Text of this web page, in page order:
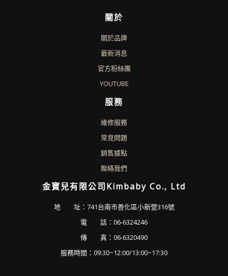
關於
關於品牌
最新消息
官方粉絲團
YOUTUBE
服務
維修服務
常見問題
銷售據點
聯絡我們
金寶兒有限公司Kimbaby Co., Ltd
地 址：741台南市善化區小新營316號
電 話：06-6324246
傳 真：06-6320490
服務時間：09:30~12:00/13:00~17:30